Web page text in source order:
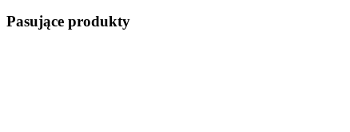
Pasujące produkty